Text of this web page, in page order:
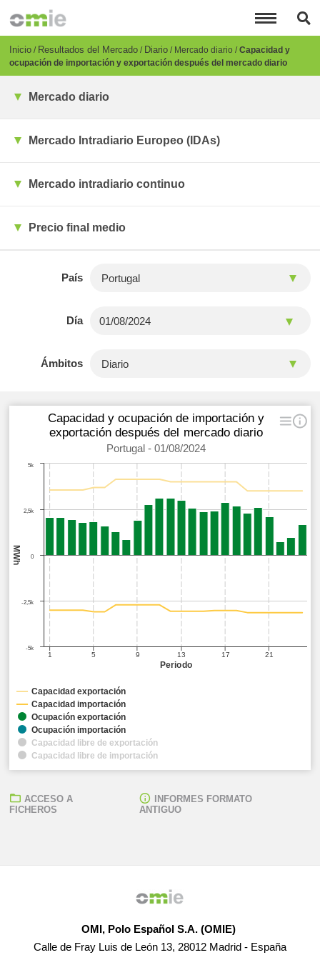
principal
Breadcrumb
Inicio Resultados del Mercado Diario Mercado diario Capacidad y
ocupación de importación y exportación después del mercado diario
Mercado diario
Mercado Intradiario Europeo (IDAs)
Mercado intradiario continuo
Precio final medio
País
Día
Ámbitos
Periodo
MWh
Capacidad y ocupación de importación y
exportación después del mercado diario
Portugal - 01/08/2024
1 5 9 13 17 21
0
-5k
-2,5k
2,5k
5k
Capacidad exportación
Capacidad importación
Ocupación exportación
Ocupación importación
Capacidad libre de exportación
Capacidad libre de importación
ACCESO A
FICHEROS
INFORMES FORMATO
ANTIGUO
OMI, Polo Español S.A. (OMIE)
Calle de Fray Luis de León 13, 28012 Madrid - España